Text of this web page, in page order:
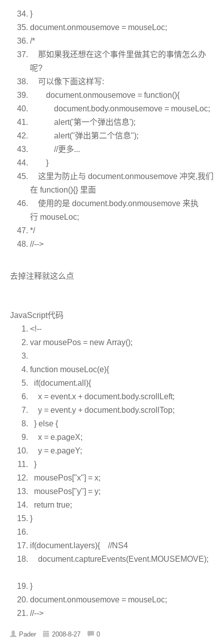
}
document.onmousemove = mouseLoc;
/*
那如果我还想在这个事件里做其它的事情怎么办
呢?
可以像下面这样写:
document.onmousemove = function(){
document.body.onmousemove = mouseLoc;
alert('第一个弹出信息');
alert("弹出第二个信息");
//更多...
}
这里为防止与 document.onmousemove 冲突,我们
在 function(){} 里面
使用的是 document.body.onmousemove 来执
行 mouseLoc;
*/
//-->
去掉注释就这么点
JavaScript代码
<!--
var mousePos = new Array();
function mouseLoc(e){
if(document.all){
x = event.x + document.body.scrollLeft;
y = event.y + document.body.scrollTop;
} else {
x = e.pageX;
y = e.pageY;
}
mousePos["x"] = x;
mousePos["y"] = y;
return true;
}
if(document.layers){ //NS4
document.captureEvents(Event.MOUSEMOVE);
}
document.onmousemove = mouseLoc;
//-->
Pader 2008-8-27 0